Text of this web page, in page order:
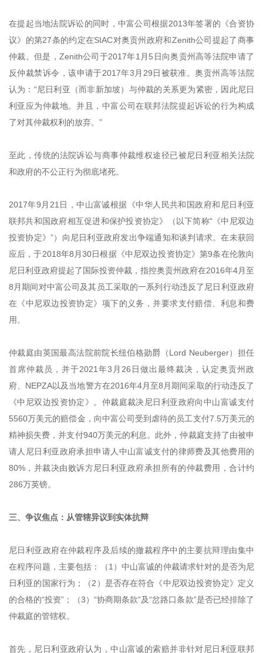
在提起当地法院诉讼的同时，中富公司根据2013年签署的《合资协
议》的第27条的约定在SIAC对奥贡州政府和Zenith公司提起了商事
仲裁。但是，Zenith公司于2017年1月5日向奥贡州高等法院申请了
反仲裁禁诉令，该申请于2017年3月29日被获准。奥贡州高等法院
认为：“尼日利亚（而非新加坡）与仲裁的关系更为紧密，因此尼日
利亚应为仲裁地。并且，中富公司在联邦法院提起诉讼的行为构成
了对其仲裁权利的放弃。”
至此，传统的法院诉讼与商事仲裁维权途径已被尼日利亚相关法院
和政府的不公正行为彻底堵死。
2017年9月21日，中山富诚根据《中华人民共和国政府和尼日利亚
联邦共和国政府相互促进和保护投资协定》（以下简称“《中尼双边
投资协定》”）向尼日利亚政府发出争端通知和谈判请求。在未获回
应后，于2018年8月30日根据《中尼双边投资协定》第9条在伦敦向
尼日利亚政府提起了国际投资仲裁，指控奥贡州政府在2016年4月至
8月期间对中富公司及其员工采取的一系列行动违反了尼日利亚政府
在《中尼双边投资协定》项下的义务，并要求支付赔偿、利息和费
用。
仲裁庭由英国最高法院前院长纽伯格勋爵（Lord Neuberger）担任
首席仲裁员，并于2021年3月26日做出最终裁决，认定奥贡州政
府、NEPZA以及当地警方在2016年4月至8月期间采取的行动违反了
《中尼双边投资协定》。仲裁庭裁决尼日利亚政府向中山富诚支付
5560万美元的赔偿金，向中富公司受到虐待的员工支付7.5万美元的
精神损失费，并支付940万美元的利息。此外，仲裁庭支持了由被申
请人尼日利亚政府承担申请人中山富诚支付的律师费及其他费用的
80%，并裁决由败诉方尼日利亚政府承担所有的仲裁费用，合计约
286万英镑。
三、争议焦点：从管辖异议到实体抗辩
尼日利亚政府在仲裁程序及后续的撤裁程序中的主要抗辩理由集中
在程序问题，主要包括：（1）中山富诚的仲裁请求针对的是否为尼
日利亚的国家行为；（2）是否存在符合《中尼双边投资协定》定义
的合格的“投资”；（3）“协商期条款”及“岔路口条款”是否已经排除了
仲裁庭的管辖权。
首先，尼日利亚政府认为，中山富诚的索赔并非针对尼日利亚联邦